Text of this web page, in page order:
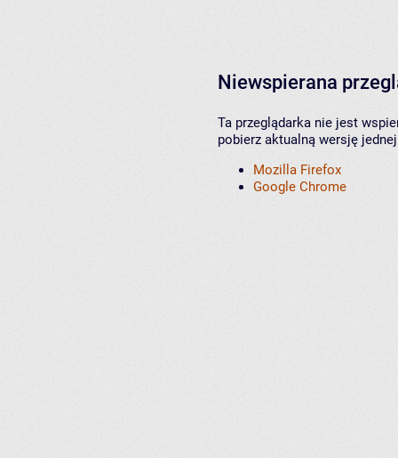
Niewspierana
Ta przeglądarka nie jest
pobierz aktualną wersję
Mozilla Firefox
Google Chrome